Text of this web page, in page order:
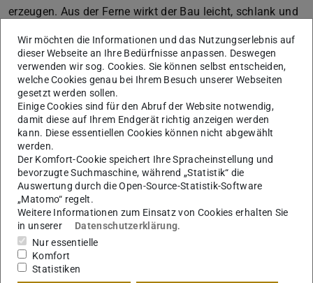
erzeugen. Aus der Ferne wirkt der Bau leicht, schlank und
dass es auf dem Meeresspiegel eine glatte Kurve bilden
kann. Trotz seines Volumens scheint der Baukörper zu
schweben, da die Fassade des Erdgeschosses transparent
und zurückgesetzt ist. Mit Ausnahme der Neigung gibt es
keineDifferenzierung zwischen Fassade und Dach. Das
stringente räumliche Konzept, die bewusste Reduktion auf
wenige Elemente spiegelt auch die Fassadengestaltung
wieder. Nach Abschluss seines Grundstudiums an der
Tongji-Universität in Shanghai wechselte Rongjun Zhou
an die TU Darmstadt und schloss dort sein
Architekturstudium ab. Seitdem arbeitet Zhou bei
Waechter+Waechter Architekten (Darmstadt).
Wir möchten die Informationen und das Nutzungserlebnis auf
dieser Webseite an Ihre Bedürfnisse anpassen. Deswegen
verwenden wir sog. Cookies. Sie können selbst entscheiden,
welche Cookies genau bei Ihrem Besuch unserer Webseiten
gesetzt werden sollen.
Einige Cookies sind für den Abruf der Website notwendig,
damit diese auf Ihrem Endgerät richtig anzeigen werden
kann. Diese essentiellen Cookies können nicht abgewählt
werden.
Der Komfort-Cookie speichert Ihre Spracheinstellung und
bevorzugte Suchmaschine, während „Statistik“ die
Auswertung durch die Open-Source-Statistik-Software
„Matomo“ regelt.
Weitere Informationen zum Einsatz von Cookies erhalten Sie
in unserer
Datenschutzerklärung.
Nur essentielle
Komfort
Statistiken